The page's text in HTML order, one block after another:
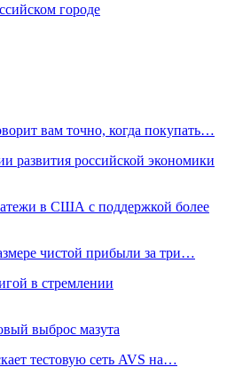
городе
вам точно, когда покупать…
развития российской экономики
в США с поддержкой более
чистой прибыли за три…
в стремлении
выброс мазута
тестовую сеть AVS на…